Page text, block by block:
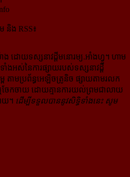
និង RSS៖
ង ដោយទស្សនាវដ្ដី​មនោរម្យ.អាំងហ្វូ។ ហាម​
ង​អស់​នៃ​ការ​ផ្សាយ​របស់​ទស្សនាវដ្ដី​​
តាម​ប្រព័ន្ធ​អេឡិច​ត្រូនិច ផ្សាយ​តាម​រលក​
ែក​ចាយ​ ដោយ​គ្មាន​ការ​យល់ព្រមជា​លាយ​
យ​។ ដើម្បី​ទទួល​បាននូវសិទ្ធិ​ទាំងនេះ សូម​